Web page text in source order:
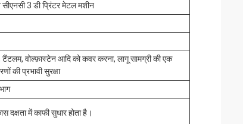
3 डी प्रिंटर मेटल मशीन
टैंटलम, वोल्फ़ास्टेन आदि को कवर करना, लागू सामग्री की एक
की प्रभावी सुरक्षा
दक्षता में काफी सुधार होता है।